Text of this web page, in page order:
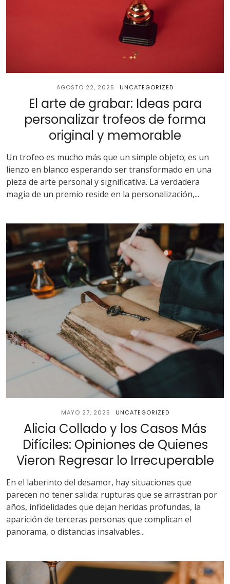
AGOSTO 22, 2025 UNCATEGORIZED
El arte de grabar: Ideas para
personalizar trofeos de forma
original y memorable
Un trofeo es mucho más que un simple objeto; es un
lienzo en blanco esperando ser transformado en una
pieza de arte personal y significativa. La verdadera
magia de un premio reside en la personalización,...
MAYO 27, 2025 UNCATEGORIZED
Alicia Collado y los Casos Más
Difíciles: Opiniones de Quienes
Vieron Regresar lo Irrecuperable
En el laberinto del desamor, hay situaciones que
parecen no tener salida: rupturas que se arrastran por
años, infidelidades que dejan heridas profundas, la
aparición de terceras personas que complican el
panorama, o distancias insalvables...